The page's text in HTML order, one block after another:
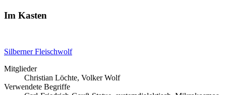
Im Kasten
Silberner Fleischwolf
Mitglieder
Christian Löchte, Volker Wolf
Verwendete Begriffe